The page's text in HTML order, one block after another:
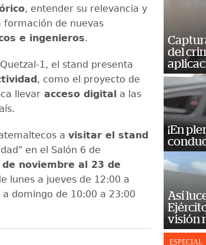
, entender su relevancia y
formación de nuevas
e ingenieros.
1, el stand presenta
, como el proyecto de
llevar acceso digital a las
a visitar el stand
en el Salón 6 de
de noviembre al 23 de
lunes a jueves de 12:00 a
domingo de 10:00 a 23:00
del
¡En
Así
visión
ESPECIAL